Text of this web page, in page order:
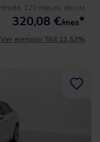
120 meses, desde
320,08 €/mes*
ejemplo TAE 11,53%